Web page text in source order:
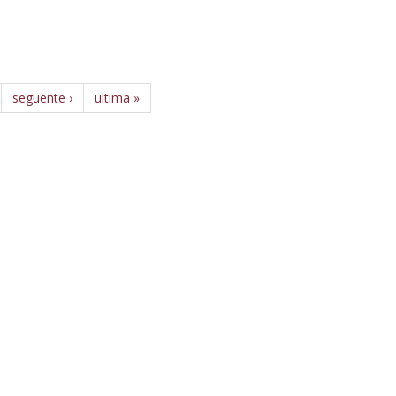
seguente › ultima »